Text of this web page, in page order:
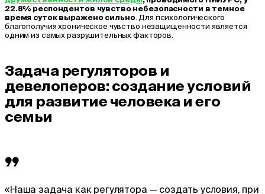
22.8% респондентов чувство небезопасности в темное
время суток выражено сильно. Для психологического
благополучия хроническое чувство незащищенности является
одним из самых разрушительных факторов.
Задача регуляторов и
девелоперов: создание условий
для развитие человека и его
семьи
«Наша задача как регулятора — создать условия, при